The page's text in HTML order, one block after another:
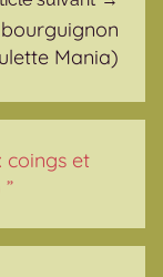
Mania)
coings et
”